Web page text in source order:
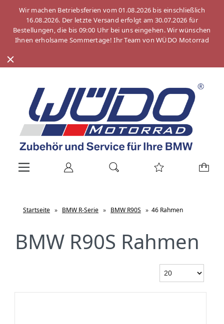
Wir machen Betriebsferien vom 01.08.2026 bis einschließlich
16.08.2026. Der letzte Versand erfolgt am 30.07.2026 für
Bestellungen, die bis 09:00 Uhr bei uns eingehen. Wir wünschen
Ihnen erholsame Sommertage! Ihr Team von WÜDO Motorrad
Startseite » BMW R-Serie » BMW R90S » 46 Rahmen
BMW R90S Rahmen